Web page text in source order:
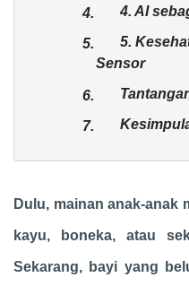
4. 4. AI
5.
5.
Sensor
6.
7.
Dulu, mainan anak-anak
kayu, boneka, atau
Sekarang, bayi yang